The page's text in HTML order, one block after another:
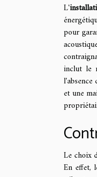
L'
pour
inclut le
et une
Le choix
En effet,